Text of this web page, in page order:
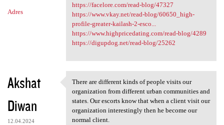
Adres
https://facelore.com/read-blog/47327
https://www.vkay.net/read-blog/60650_high-
profile-greater-kailash-2-esco...
https://www.highpricedating.com/read-blog/4289
https://digupdog.net/read-blog/25262
Akshat
Diwan
12.04.2024
There are different kinds of
There are different kinds of people visits our
organization from different urban communities and
states. Our escorts know that when a client visit our
organization interestingly then he become our
normal client.